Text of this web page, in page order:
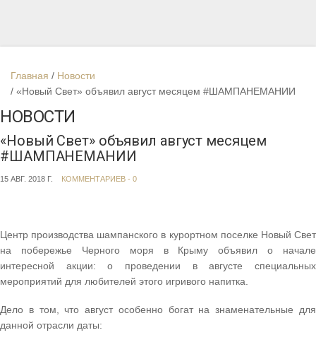
Главная
Новости
«Новый Свет» объявил август месяцем #ШАМПАНЕМАНИИ
НОВОСТИ
«Новый Свет» объявил август месяцем
#ШАМПАНЕМАНИИ
15 АВГ. 2018 Г. КОММЕНТАРИЕВ - 0
Центр производства шампанского в курортном поселке Новый Свет
на побережье Черного моря в Крыму объявил о начале
интересной акции: о проведении в августе специальных
мероприятий для любителей этого игривого напитка.
Дело в том, что август особенно богат на знаменательные для
данной отрасли даты: